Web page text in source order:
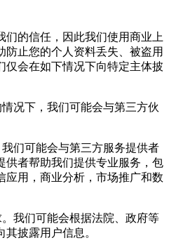
们的信任，因此我们使用商业上
止您的个人资料丢失、被盗用
仅会在如下情况下向特定主体披
况下，我们可能会与第三方伙
们可能会与第三方服务提供者
供者帮助我们提供专业服务，包
应用，商业分析，市场推广和数
我们可能会根据法院、政府等
披露用户信息。